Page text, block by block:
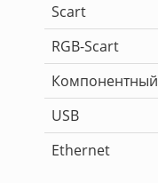
Scart
RGB-Scart
Компонентный
USB
Ethernet